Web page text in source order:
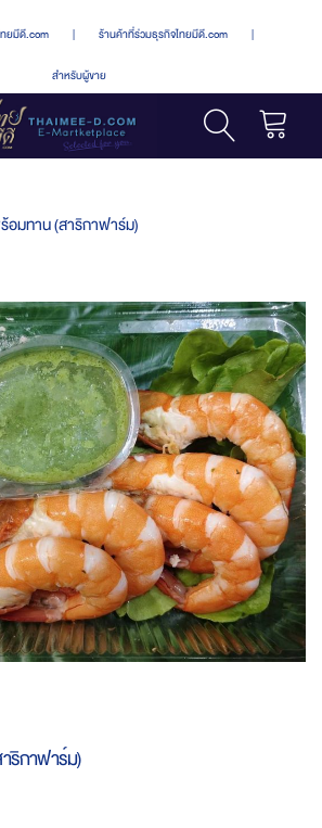
ยมีดี.com | ร้านค้าที่ร่วมธุรกิจไทยมีดี.com |
สำหรับผู้ขาย
อมทาน (สาริกาฟาร์ม)
ริกาฟาร์ม)